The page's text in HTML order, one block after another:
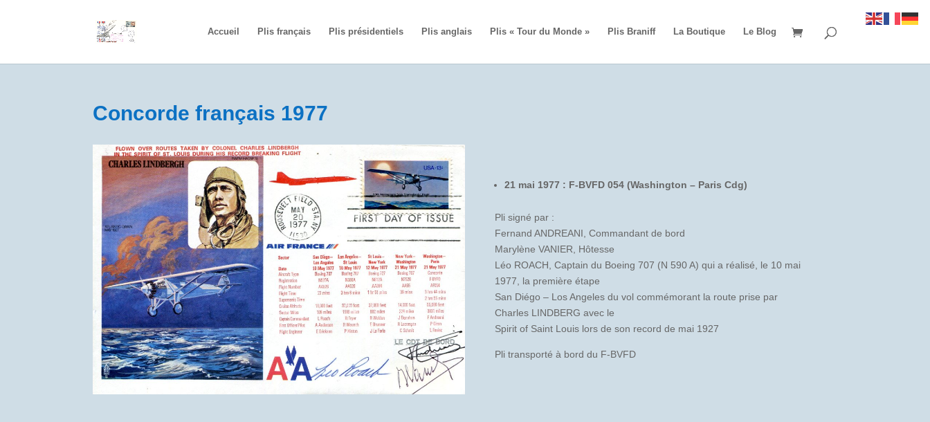
Accueil Plis français Plis présidentiels Plis anglais Plis « Tour du Monde » Plis Braniff La Boutique Le Blog
Concorde français 1977
21 mai 1977 : F-BVFD 054 (Washington – Paris Cdg)
Pli signé par :
Fernand ANDREANI, Commandant de bord
Marylène VANIER, Hôtesse
Léo ROACH, Captain du Boeing 707 (N 590 A) qui a réalisé, le 10 mai
1977, la première étape
San Diégo – Los Angeles du vol commémorant la route prise par
Charles LINDBERG avec le
Spirit of Saint Louis lors de son record de mai 1927
Pli transporté à bord du F-BVFD